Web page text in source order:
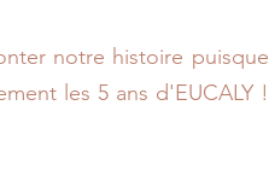
notre histoire puisque
les 5 ans d'EUCALY !